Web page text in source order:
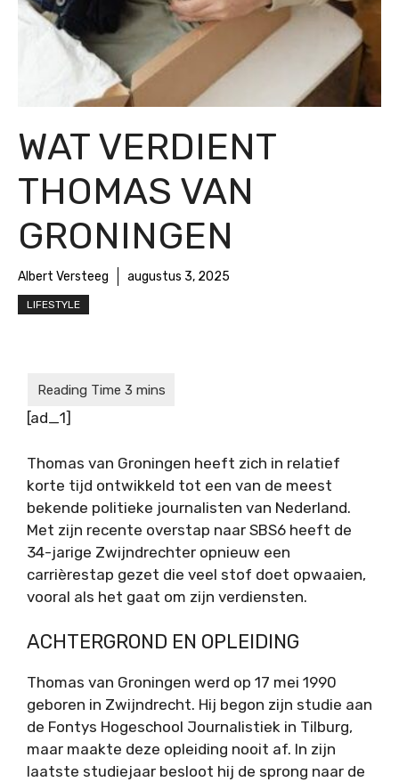
WAT VERDIENT
THOMAS VAN
GRONINGEN
Albert Versteeg augustus 3, 2025
LIFESTYLE
[ad_1]
Thomas van Groningen heeft zich in relatief
korte tijd ontwikkeld tot een van de meest
bekende politieke journalisten van Nederland.
Met zijn recente overstap naar SBS6 heeft de
34-jarige Zwijndrechter opnieuw een
carrièrestap gezet die veel stof doet opwaaien,
vooral als het gaat om zijn verdiensten.
ACHTERGROND EN OPLEIDING
Thomas van Groningen werd op 17 mei 1990
geboren in Zwijndrecht. Hij begon zijn studie aan
de Fontys Hogeschool Journalistiek in Tilburg,
maar maakte deze opleiding nooit af. In zijn
laatste studiejaar besloot hij de sprong naar de